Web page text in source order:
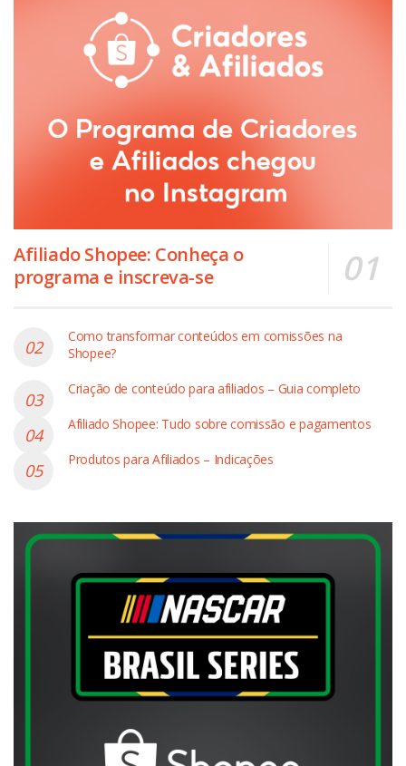
Afiliado Shopee: Conheça o
programa e inscreva-se
Como transformar conteúdos em comissões na
Shopee?
Criação de conteúdo para afiliados – Guia completo
Afiliado Shopee: Tudo sobre comissão e pagamentos
Produtos para Afiliados – Indicações